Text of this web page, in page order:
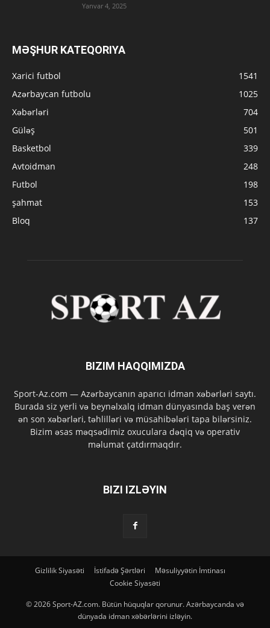
Yanvar 4, 2025
MƏŞHUR KATEQORIYA
Xarici futbol
1541
Azərbaycan futbolu
1025
Xəbərləri
704
Güləş
501
Basketbol
339
Avtoidman
248
Futbol
198
şahmat
153
Bloq
137
BIZIM HAQQIMIZDA
Sport-Az.com — Azərbaycanın aparıcı idman xəbərləri saytı.
Burada siz yerli və beynəlxalq idman dünyasında baş verən
ən son xəbərləri, təhlilləri və müsahibələri tapa bilərsiniz.
Bizim əsas məqsədimiz oxuculara dəqiq və operativ
məlumat çatdırmaqdır.
BIZI IZLƏYIN
Gizlilik Siyasəti İstifadə Şərtləri
Məsuliyyətin İmtinası
Cookie Siyasəti
© 2026 Sport-AZ.com. Bütün hüquqlar qorunur. Azərbaycanda və
dünyada idman xəbərlərini izləyin.